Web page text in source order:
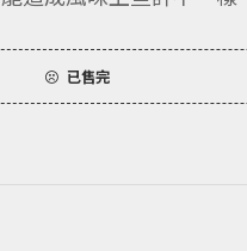
已售完